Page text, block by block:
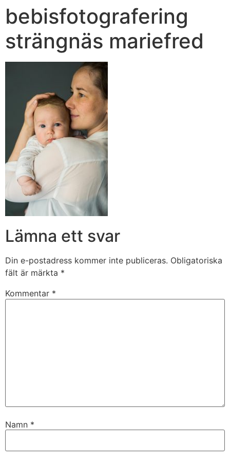
bebisfotografering
strängnäs mariefred
Lämna ett svar
Din e-postadress kommer inte publiceras. Obligatoriska
fält är märkta *
Kommentar *
Namn *